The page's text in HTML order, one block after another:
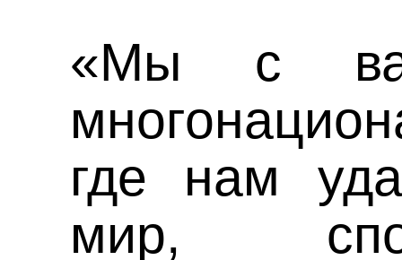
«Мы с
где нам
мир,